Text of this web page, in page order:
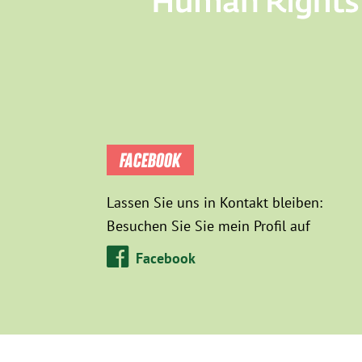
FACEBOOK
Lassen Sie uns in Kontakt bleiben:
Besuchen Sie Sie mein Profil auf
Facebook